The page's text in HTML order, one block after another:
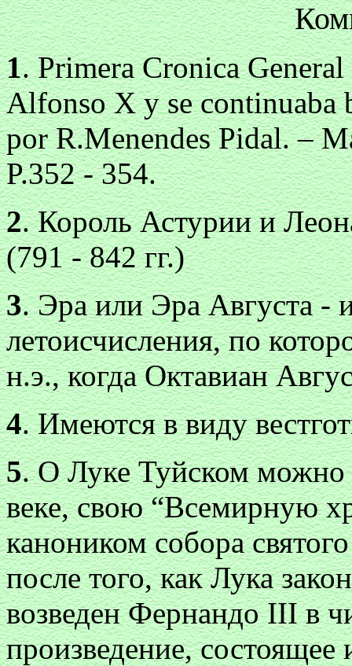
1. Primera Cronica
Alfonso X y se continuaba
por R.Menendes Pidal. –
P.352- 354.
2. Король Астурии и
(791-842 гг.)
3. Эра или Эра Августа-
летоисчисления, по
н.э., когда Октавиан
4. Имеются в виду
5. О Луке Туйском можно
веке, свою “Всемирную
каноником собора
после того, как Лука
возведен Фернандо III в
произведение, состоящее